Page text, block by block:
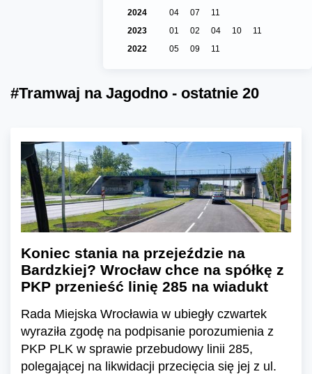
2024
04 07
11
2023
01 02 04 10
11
2022
05 09 11
#Tramwaj na Jagodno - ostatnie 20
Koniec stania na przejeździe na
Bardzkiej? Wrocław chce na spółkę z
PKP przenieść linię 285 na wiadukt
Rada Miejska Wrocławia w ubiegły czwartek
wyraziła zgodę na podpisanie porozumienia z
PKP PLK w sprawie przebudowy linii 285,
polegającej na likwidacji przecięcia się jej z ul.